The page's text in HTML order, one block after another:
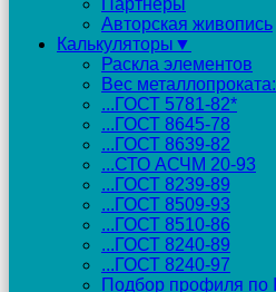
Партнёры
Авторская живопись
Калькуляторы▼
Раскла элементов
Вес металлопроката:
...ГОСТ 5781-82*
...ГОСТ 8645-78
...ГОСТ 8639-82
...СТО АСЧМ 20-93
...ГОСТ 8239-89
...ГОСТ 8509-93
...ГОСТ 8510-86
...ГОСТ 8240-89
...ГОСТ 8240-97
Подбор профиля по I